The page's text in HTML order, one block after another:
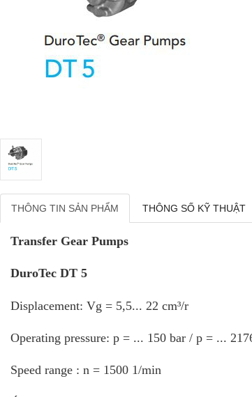
THÔNG TIN SẢN PHẨM THÔNG SỐ KỸ THUẬT
Transfer Gear Pumps
DuroTec DT 5
Displacement: Vg = 5,5... 22 cm³/r
Operating pressure: p = ... 150 bar / p = ...
Speed range : n = 1500 1/min